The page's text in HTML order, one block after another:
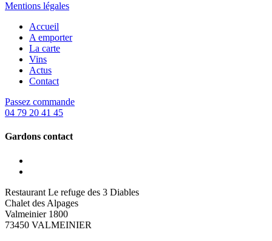
Mentions légales
Accueil
A emporter
La carte
Vins
Actus
Contact
Passez commande
04 79 20 41 45
Gardons contact
Restaurant Le refuge des 3 Diables
Chalet des Alpages
Valmeinier 1800
73450 VALMEINIER